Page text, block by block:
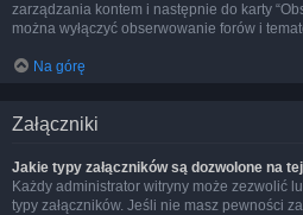
zarządzania kontem i następnie do karty
można wyłączyć obserwowanie forów i
Na górę
Załączniki
Jakie typy załączników są dozwolone na
Każdy administrator witryny może zezwolić
typy załączników. Jeśli nie masz pewności